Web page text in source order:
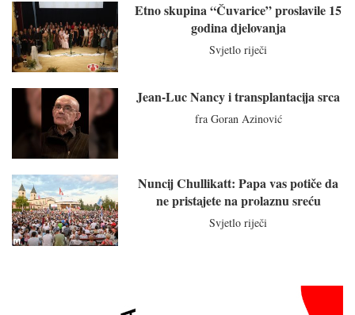
Etno skupina “Čuvarice” proslavile 15
godina djelovanja
Svjetlo riječi
Jean-Luc Nancy i transplantacija srca
fra Goran Azinović
Nuncij Chullikatt: Papa vas potiče da
ne pristajete na prolaznu sreću
Svjetlo riječi